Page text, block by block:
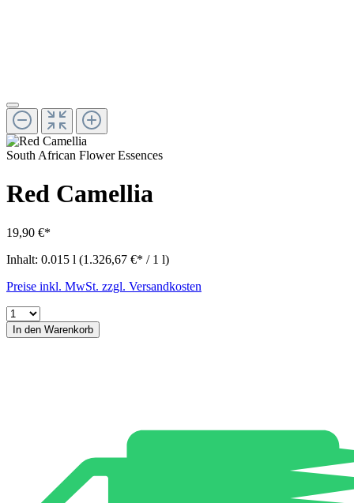
South African Flower Essences
Red Camellia
19,90 €*
Inhalt: 0.015 l (1.326,67 €* / 1 l)
Preise inkl. MwSt. zzgl. Versandkosten
In den Warenkorb